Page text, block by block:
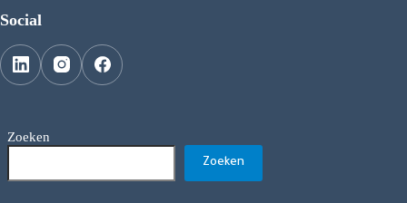
Social
Zoeken
Zoeken